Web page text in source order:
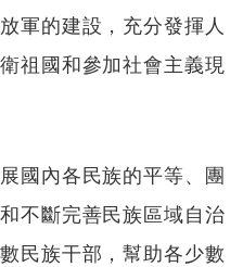
軍的建設，充分發揮人
祖國和參加社會主義現
內各民族的平等、團
不斷完善民族區域自治
民族干部，幫助各少數